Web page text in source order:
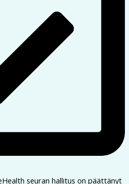
seuran hallitus on päättänyt